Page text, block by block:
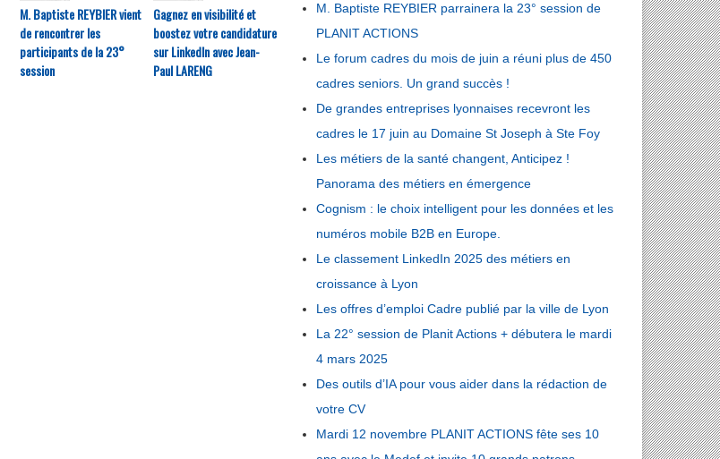
M. Baptiste REYBIER vient
de rencontrer les
participants de la 23°
session
Gagnez en visibilité et
boostez votre candidature
sur LinkedIn avec Jean-
Paul LARENG
La Communauté
d’agglomération de
l’ouest Rhodanien
aménagements
économiques
M. Baptiste REYBIER parrainera la 23° session de
PLANIT ACTIONS
Le forum cadres du mois de juin a réuni plus de 450
cadres seniors. Un grand succès !
De grandes entreprises lyonnaises recevront les
cadres le 17 juin au Domaine St Joseph à Ste Foy
Les métiers de la santé changent, Anticipez !
Panorama des métiers en émergence
Cognism : le choix intelligent pour les données et les
numéros mobile B2B en Europe.
Le classement LinkedIn 2025 des métiers en
croissance à Lyon
Les offres d’emploi Cadre publié par la ville de Lyon
La 22° session de Planit Actions + débutera le mardi
4 mars 2025
Des outils d’IA pour vous aider dans la rédaction de
votre CV
Mardi 12 novembre PLANIT ACTIONS fête ses 10